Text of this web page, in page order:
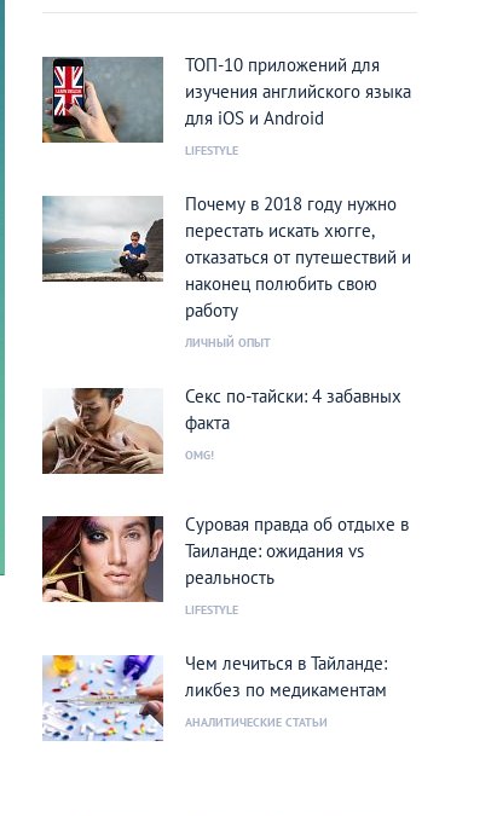
ТОП-10 приложений для
изучения английского языка
для iOS и Android
LIFESTYLE
Почему в 2018 году нужно
перестать искать хюгге,
отказаться от путешествий и
наконец полюбить свою
работу
ЛИЧНЫЙ ОПЫТ
Секс по-тайски: 4 забавных
факта
OMG!
Суровая правда об отдыхе в
Таиланде: ожидания vs
реальность
LIFESTYLE
Чем лечиться в Тайланде:
ликбез по медикаментам
АНАЛИТИЧЕСКИЕ СТАТЬИ